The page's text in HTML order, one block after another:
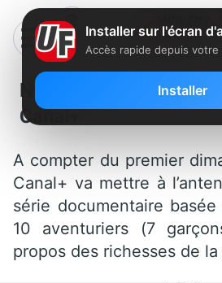
Nouvelle série
Canal+
A compter du premier
Canal+ va mettre à
série documentaire
10 aventuriers (7
propos des richesses de
Installer sur l'écran
Accès rapide depuis votre
Installer